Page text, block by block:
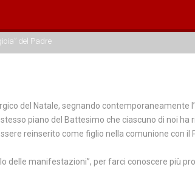
del Padre
del Natale, segnando contemporaneamente
piano del Battesimo che ciascuno di noi ha
reinserito come figlio nella comunione con il
delle manifestazioni”, per farci conoscere più